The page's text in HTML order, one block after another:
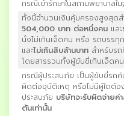
กรณีเข้ารักษาในสถานพยาบาลใน
ทั้งนี้จำนวนเงินคุ้มครองสูงสุด
504,000 บาท ต่อหนึ่งคน และ
นั่งไม่เกินเจ็ดคน หรือ รถบรรทุ
และไม่เกินสิบล้านบาท สำหรับร
โดยสารรวมทั้งผู้ขับขี่เกินเจ็ดค
กรณีผู้ประสบภัย เป็นผู้ขับขี่รถคั
ผิดต่ออุบัติเหตุ หรือไม่มีผู้ใดต้
ประสบภัย บริษัทจะรับผิดจ่ายค่
ต้นเท่านั้น